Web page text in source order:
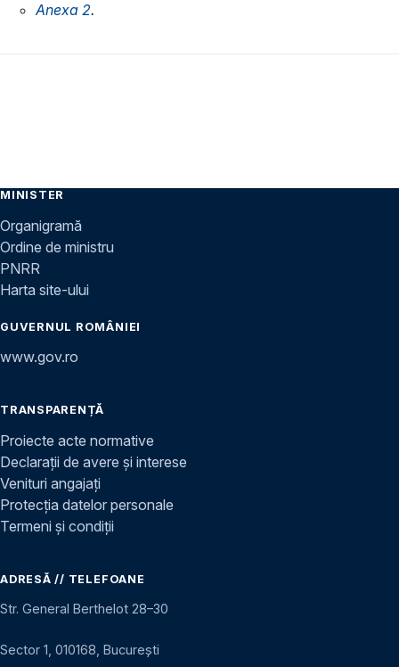
Anexa 2.
MINISTER
Organigramă
Ordine de ministru
PNRR
Harta site-ului
GUVERNUL ROMÂNIEI
www.gov.ro
TRANSPARENȚĂ
Proiecte acte normative
Declarații de avere și interese
Venituri angajați
Protecția datelor personale
Termeni și condiții
ADRESĂ // TELEFOANE
Str. General Berthelot 28–30
Sector 1, 010168, București